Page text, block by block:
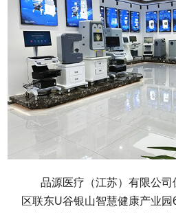
品源医疗（江苏）有限公
区联东U谷银山智慧健康产业园